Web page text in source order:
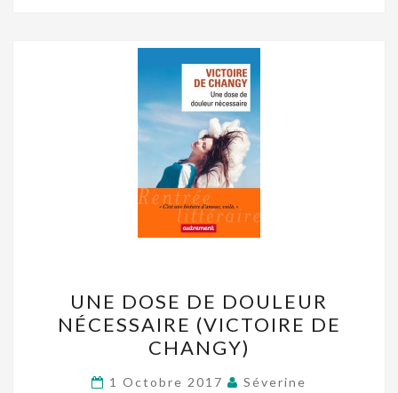
DOSE
DE
DOULEUR
NÉCESSAIRE
UNE DOSE DE DOULEUR
NÉCESSAIRE (VICTOIRE DE
CHANGY)
1 Octobre 2017 Séverine